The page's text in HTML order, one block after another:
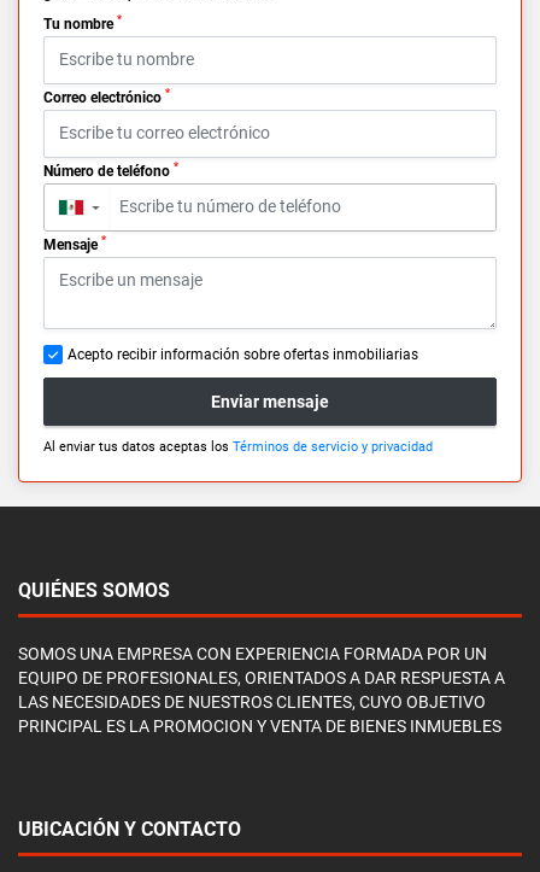
Tu nombre *
Correo electrónico *
Número de teléfono *
▼
Mensaje *
Acepto recibir información sobre ofertas inmobiliarias
Enviar mensaje
Al enviar tus datos aceptas los Términos de servicio y privacidad
QUIÉNES SOMOS
SOMOS UNA EMPRESA CON EXPERIENCIA FORMADA POR UN
EQUIPO DE PROFESIONALES, ORIENTADOS A DAR RESPUESTA A
LAS NECESIDADES DE NUESTROS CLIENTES, CUYO OBJETIVO
PRINCIPAL ES LA PROMOCION Y VENTA DE BIENES INMUEBLES
UBICACIÓN Y CONTACTO